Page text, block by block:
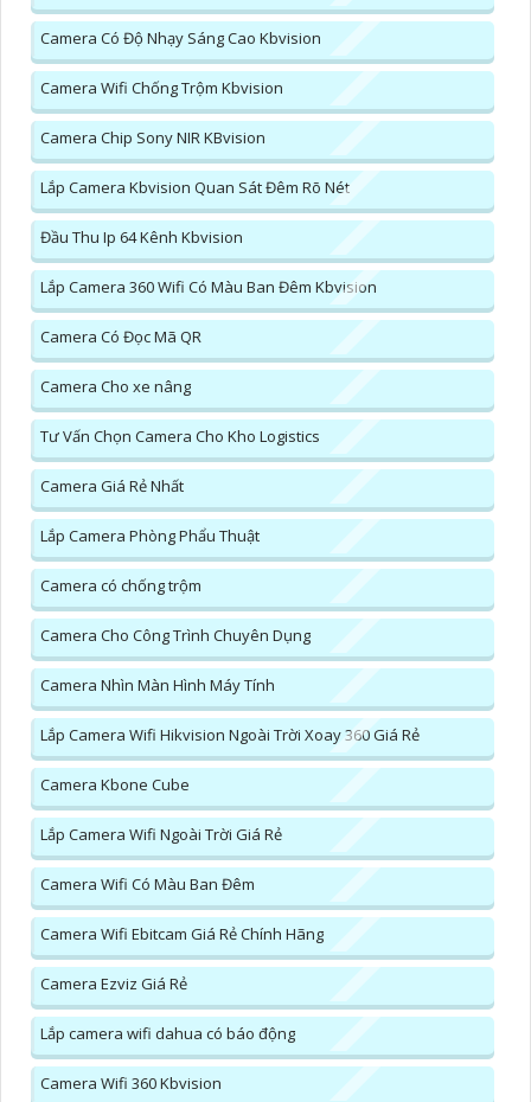
Camera Có Độ Nhạy Sáng Cao Kbvision
Camera Wifi Chống Trộm Kbvision
Camera Chip Sony NIR KBvision
Lắp Camera Kbvision Quan Sát Đêm Rõ Nét
Đầu Thu Ip 64 Kênh Kbvision
Lắp Camera 360 Wifi Có Màu Ban Đêm Kbvision
Camera Có Đọc Mã QR
Camera Cho xe nâng
Tư Vấn Chọn Camera Cho Kho Logistics
Camera Giá Rẻ Nhất
Lắp Camera Phòng Phẩu Thuật
Camera có chống trộm
Camera Cho Công Trình Chuyên Dụng
Camera Nhìn Màn Hình Máy Tính
Lắp Camera Wifi Hikvision Ngoài Trời Xoay 360 Giá Rẻ
Camera Kbone Cube
Lắp Camera Wifi Ngoài Trời Giá Rẻ
Camera Wifi Có Màu Ban Đêm
Camera Wifi Ebitcam Giá Rẻ Chính Hãng
Camera Ezviz Giá Rẻ
Lắp camera wifi dahua có báo động
Camera Wifi 360 Kbvision